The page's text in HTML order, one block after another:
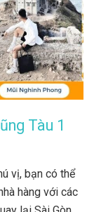
Tàu 1
vị, bạn có thể
hàng với các